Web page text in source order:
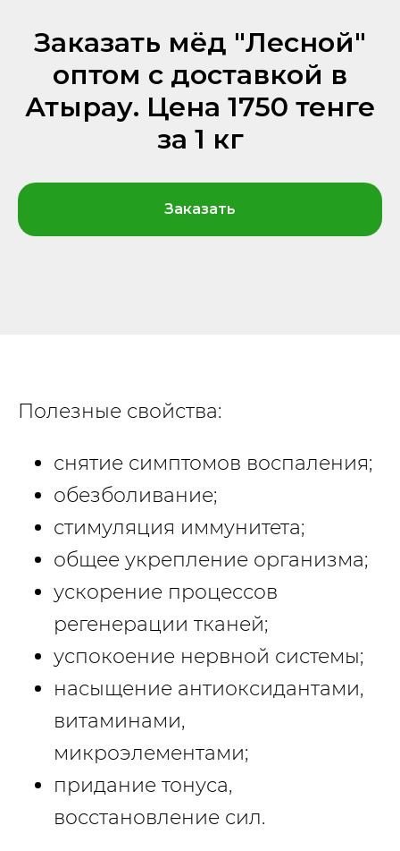
Заказать мёд "Лесной"
оптом с доставкой в
Атырау. Цена 1750 тенге
за 1 кг
Заказать
Полезные свойства:
снятие симптомов воспаления;
обезболивание;
стимуляция иммунитета;
общее укрепление организма;
ускорение процессов
регенерации тканей;
успокоение нервной системы;
насыщение антиоксидантами,
витаминами,
микроэлементами;
придание тонуса,
восстановление сил.